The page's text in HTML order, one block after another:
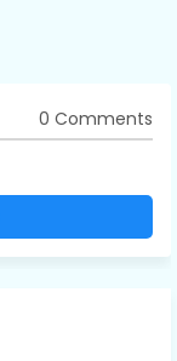
0 Comments